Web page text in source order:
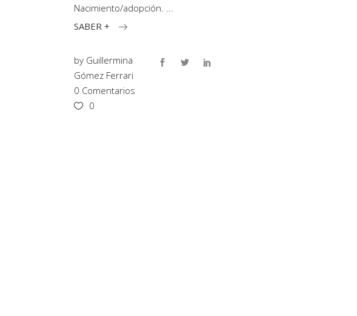
Nacimiento/adopción.
SABER +
by Guillermina
Gómez Ferrari
0 Comentarios
0